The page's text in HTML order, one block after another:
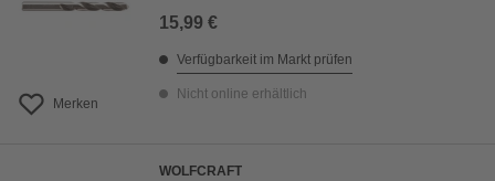
Merken
15,99 €
Verfügbarkeit im Markt prüfen
Nicht online erhältlich
WOLFCRAFT